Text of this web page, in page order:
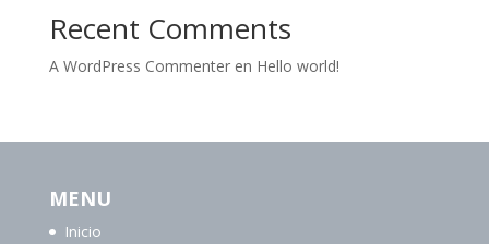
Recent Comments
A WordPress Commenteren Hello world!
MENU
Inicio